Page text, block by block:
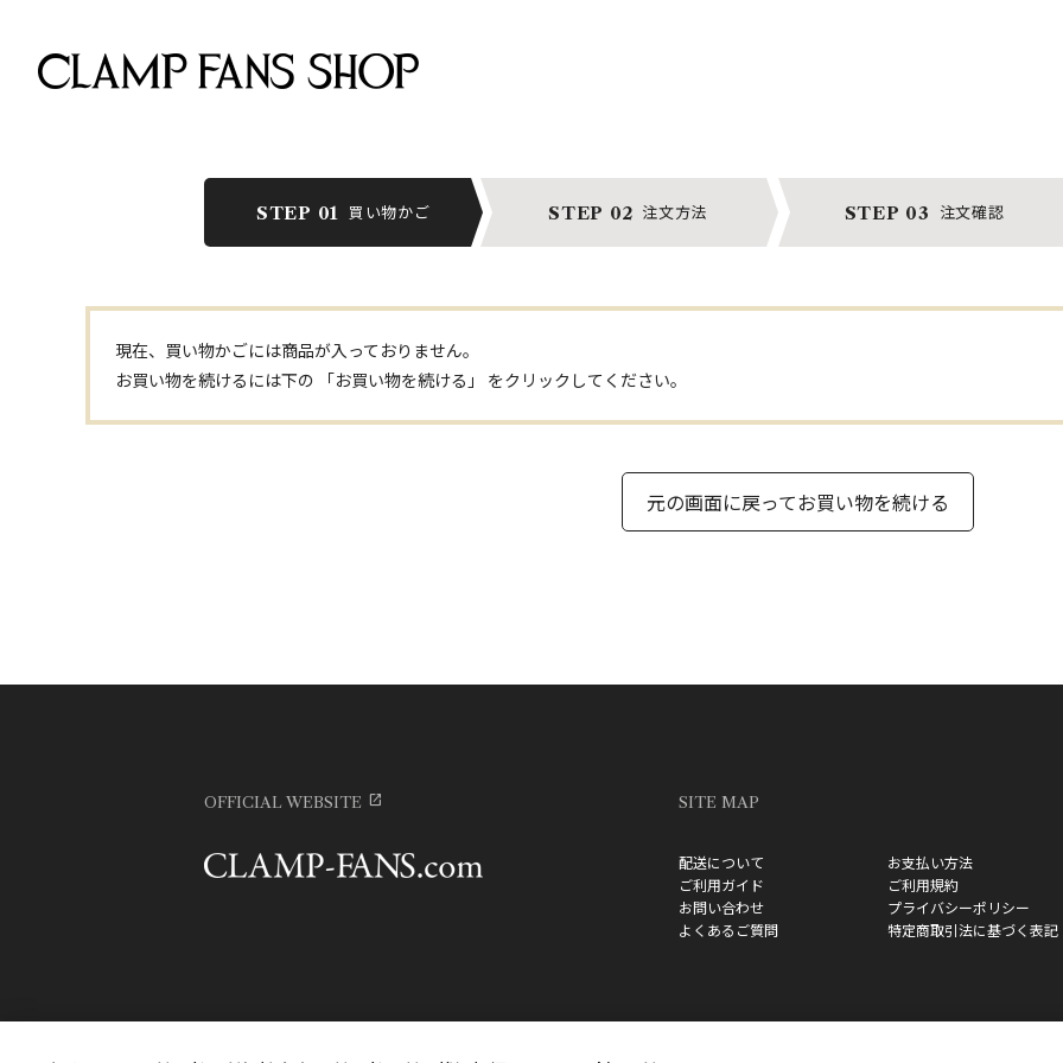
STEP 01 買い物かご STEP 02 注文方法 STEP 03 注文確認
現在、買い物かごには商品が入っておりません。
お買い物を続けるには下の 「お買い物を続ける」 をクリックしてください。
元の画面に戻ってお買い物を続ける
OFFICIAL WEBSITE SITE MAP
配送について
お支払い方法
ご利用ガイド
ご利用規約
お問い合わせ
プライバシーポリシー
よくあるご質問
特定商取引法に基づく表記